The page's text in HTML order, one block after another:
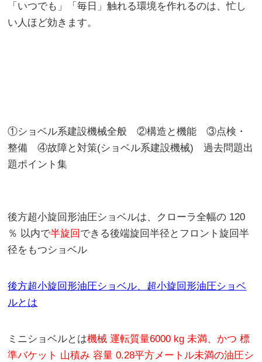
「いつでも」「毎日」触れる環境を作れるのは、忙し
い人ほど効きます。
①ショベル系建設機械全般 ②構造と機能 ③点検・
整備 ④故障と対策(ショベル系建設機械) 過去問題出
題ポイント集
後方超小旋回形油圧ショベルは、クローラ全幅の 120
％ 以内で半旋回 できる後端旋回半径とフロント旋回半
径をもつショベル
後方超小旋回形油圧ショベル、超小旋回形油圧ショベ
ルとは
ミニショベルとは機械 運転質量6000 kg 未満、かつ 標
準バケット 山積み 容量 0.28平方メートル未満の油圧シ